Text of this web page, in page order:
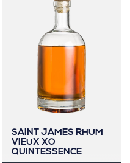
SAINT JAMES RHUM
VIEUX XO
QUINTESSENCE